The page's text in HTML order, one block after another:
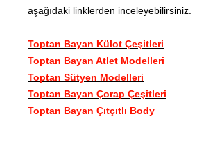
aşağıdaki linklerden inceleyebilirsiniz.
Toptan Bayan Külot Çeşitleri
Toptan Bayan Atlet Modelleri
Toptan Sütyen Modelleri
Toptan Bayan Çorap Çeşitleri
Toptan Bayan Çıtçıtlı Body